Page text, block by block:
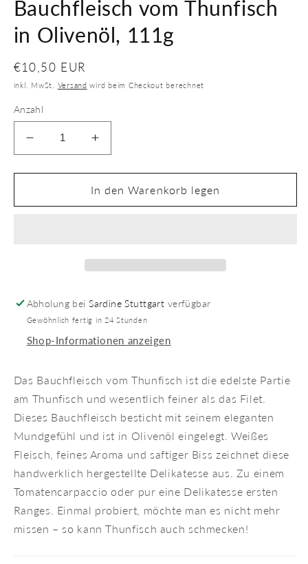
öffnen
Bauchfleisch vom Thunfisch
in Olivenöl, 111g
Normaler
Preis
€10,50 EUR
inkl. MwSt. Versand wird beim Checkout berechnet
Anzahl
Verringere
die
Menge
Bauchfleisch
Erhöhe
die
Menge
für
Bauchfleisch
In den Warenkorb legen
Abholung beiSardine Stuttgart verfügbar
Gewöhnlich fertig in 24 Stunden
Shop-Informationen anzeigen
Das Bauchfleisch vom Thunfisch ist die edelste Partie
am Thunfisch und wesentlich feiner als das Filet.
Dieses Bauchfleisch besticht mit seinem eleganten
Mundgefühl und ist in Olivenöl eingelegt. Weißes
Fleisch, feines Aroma und saftiger Biss zeichnet diese
handwerklich hergestellte Delikatesse aus. Zu einem
Tomatencarpaccio oder pur eine Delikatesse ersten
Ranges. Einmal probiert, möchte man es nicht mehr
missen – so kann Thunfisch auch schmecken!